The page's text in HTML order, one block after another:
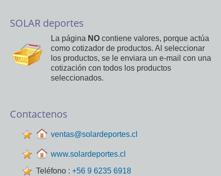
SOLAR deportes
La página NO contiene valores, porque actúa
como cotizador de productos. Al seleccionar
los productos, se le enviara un e-mail con una
cotización con todos los productos
seleccionados.
Contactenos
ventas@solardeportes.cl
www.solardeportes.cl
Teléfono : +56 9 6235 6918